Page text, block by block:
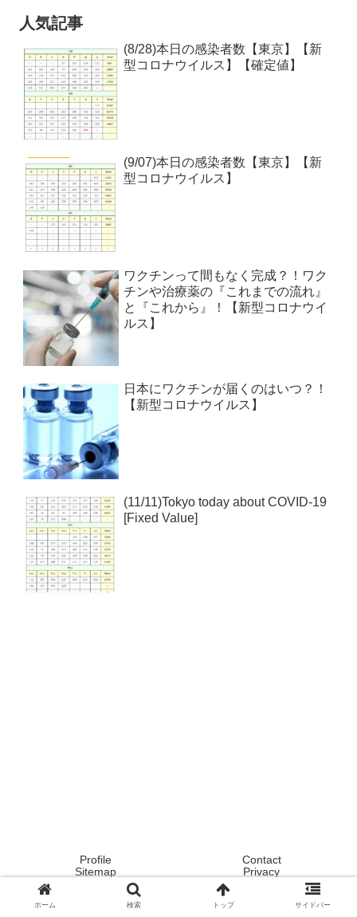
人気記事
(8/28)本日の感染者数【東京】【新
型コロナウイルス】【確定値】
(9/07)本日の感染者数【東京】【新
型コロナウイルス】
ワクチンって間もなく完成？！ワク
チンや治療薬の『これまでの流れ』
と『これから』！【新型コロナウイ
ルス】
日本にワクチンが届くのはいつ？！
【新型コロナウイルス】
(11/11)Tokyo today about COVID-19
[Fixed Value]
Profile
Contact
Sitemap
Privacy
Copyright © 2020 Tokyo ! Japan ! Life now ! All Rights Reserved.
ホーム 検索 トップ サイドバー